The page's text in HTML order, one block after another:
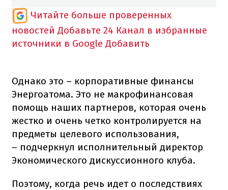
Читайте больше проверенных
новостей Добавьте 24 Канал в избранные
источники в Google Добавить
Однако это – корпоративные финансы
Энергоатома. Это не макрофинансовая
помощь наших партнеров, которая очень
жестко и очень четко контролируется на
предметы целевого использования,
– подчеркнул исполнительный директор
Экономического дискуссионного клуба.
Поэтому, когда речь идет о последствиях